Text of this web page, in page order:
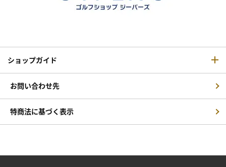
ショップガイド
お問い合わせ先
特商法に基づく表示